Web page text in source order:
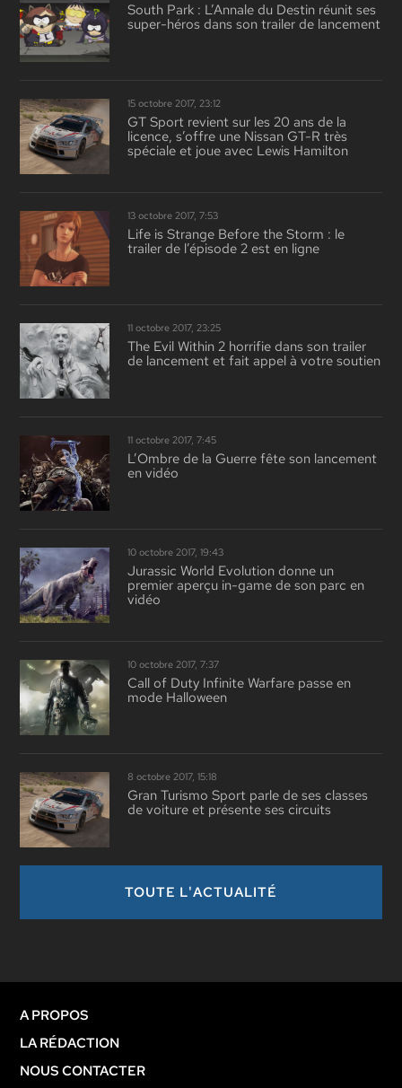
South Park : L’Annale du Destin réunit ses
super-héros dans son trailer de lancement
15 octobre 2017, 23:12
GT Sport revient sur les 20 ans de la
licence, s’offre une Nissan GT-R très
spéciale et joue avec Lewis Hamilton
13 octobre 2017, 7:53
Life is Strange Before the Storm : le
trailer de l’épisode 2 est en ligne
11 octobre 2017, 23:25
The Evil Within 2 horrifie dans son trailer
de lancement et fait appel à votre soutien
11 octobre 2017, 7:45
L’Ombre de la Guerre fête son lancement
en vidéo
10 octobre 2017, 19:43
Jurassic World Evolution donne un
premier aperçu in-game de son parc en
vidéo
10 octobre 2017, 7:37
Call of Duty Infinite Warfare passe en
mode Halloween
8 octobre 2017, 15:18
Gran Turismo Sport parle de ses classes
de voiture et présente ses circuits
TOUTE L'ACTUALITÉ
A PROPOS
LA RÉDACTION
NOUS CONTACTER